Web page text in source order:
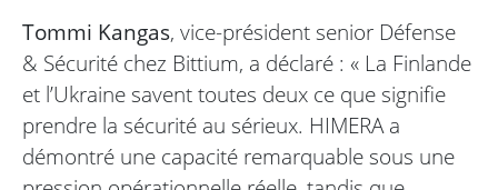
Tommi Kangas, vice-président senior Défense
& Sécurité chez Bittium, a déclaré : « La Finlande
et l’Ukraine savent toutes deux ce que signifie
prendre la sécurité au sérieux. HIMERA a
démontré une capacité remarquable sous une